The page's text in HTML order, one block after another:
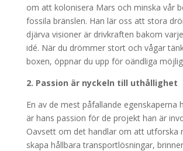
om att kolonisera Mars och minska vår
fossila bränslen. Han lär oss att stora
djärva visioner är drivkraften bakom
idé. När du drömmer stort och vågar
boxen, öppnar du upp för oändliga
2. Passion är nyckeln till uthållighet
En av de mest påfallande egenskaperna
är hans passion för de projekt han är
Oavsett om det handlar om att utforska
skapa hållbara transportlösningar,